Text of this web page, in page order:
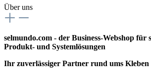
Über uns
selmundo.com - der Business-Webshop für
Produkt- und Systemlösungen
Ihr zuverlässiger Partner rund ums Kleben